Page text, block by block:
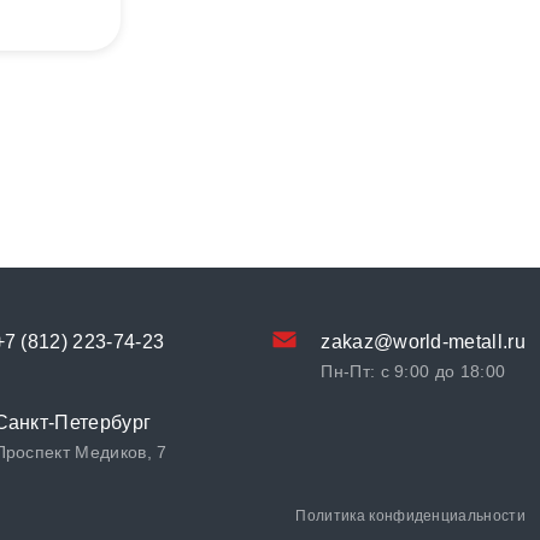
(812) 223-74-23 zakaz@world-metall.ru
Пн-Пт: с 9:00 до 18:00
Петербург
Медиков, 7
Политика конфиденциальности